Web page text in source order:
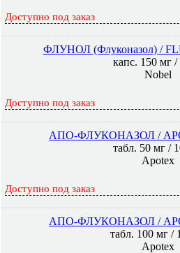
Доступно под заказ
ФЛУНОЛ (Флуконазол) /
капс. 150 мг
Nobel
Доступно под заказ
АПО-ФЛУКОНАЗОЛ /
табл. 50 мг /
Apotex
Доступно под заказ
АПО-ФЛУКОНАЗОЛ /
табл. 100 мг /
Apotex